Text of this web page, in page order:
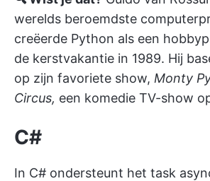
werelds beroemdste
creëerde Python als een
de kerstvakantie in 1989. Hij
op zijn favoriete show, Monty
Circus, een komedie TV-show
C#
In C# ondersteunt het task